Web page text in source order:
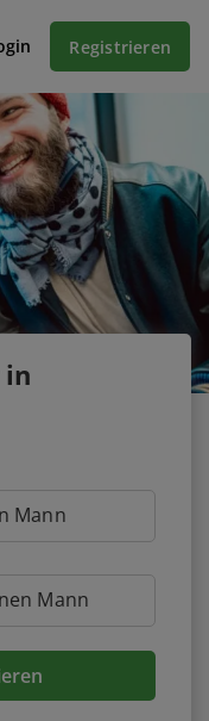
Registrieren
in
Mann
Mann